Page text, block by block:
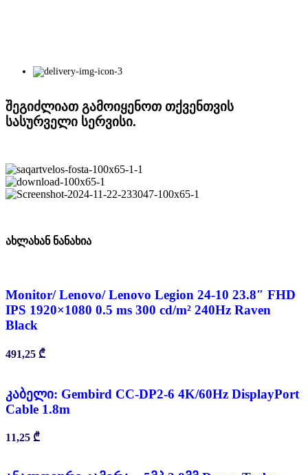
შეგიძლიათ გამოიყენოთ თქვენთვის
სასურველი სერვისი.
ახლახან ნანახია
Monitor/ Lenovo/ Lenovo Legion 24-10 23.8″ FHD
IPS 1920×1080 0.5 ms 300 cd/m² 240Hz Raven
Black
491,25 ₾
კაბელი: Gembird CC-DP2-6 4K/60Hz DisplayPort
Cable 1.8m
11,25 ₾